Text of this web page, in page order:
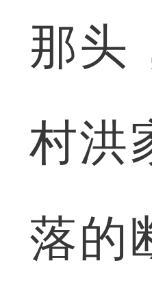
那头
村洪
落的